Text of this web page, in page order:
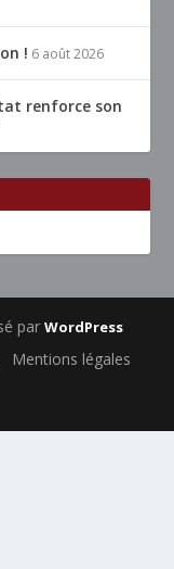
! 6 août 2026
renforce son
par WordPress
Mentions légales